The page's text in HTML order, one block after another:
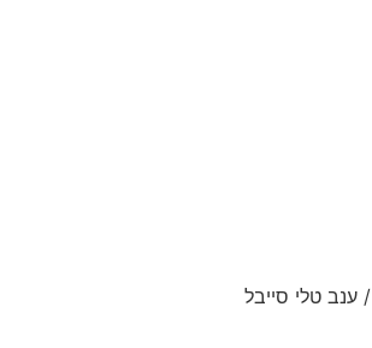
/ ענב טלי סייבל